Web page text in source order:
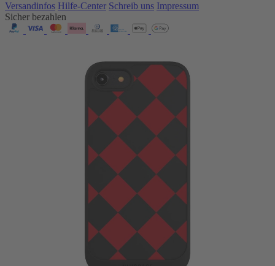
Versandinfos Hilfe-Center Schreib uns Impressum
Sicher bezahlen